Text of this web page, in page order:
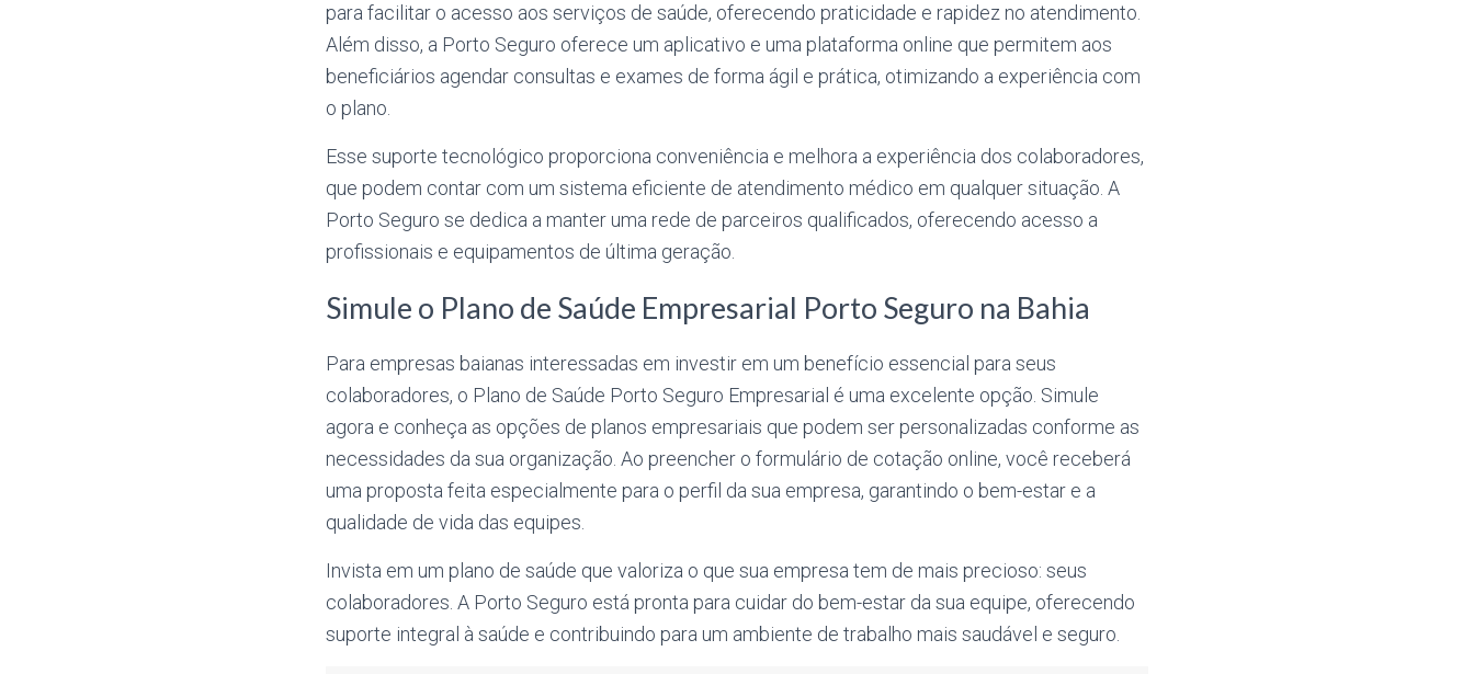
para facilitar o acesso aos serviços de saúde, oferecendo praticidade e rapidez no atendimento.
Além disso, a Porto Seguro oferece um aplicativo e uma plataforma online que permitem aos
beneficiários agendar consultas e exames de forma ágil e prática, otimizando a experiência com
o plano.
Esse suporte tecnológico proporciona conveniência e melhora a experiência dos colaboradores,
que podem contar com um sistema eficiente de atendimento médico em qualquer situação. A
Porto Seguro se dedica a manter uma rede de parceiros qualificados, oferecendo acesso a
profissionais e equipamentos de última geração.
Simule o Plano de Saúde Empresarial Porto Seguro na Bahia
Para empresas baianas interessadas em investir em um benefício essencial para seus
colaboradores, o Plano de Saúde Porto Seguro Empresarial é uma excelente opção. Simule
agora e conheça as opções de planos empresariais que podem ser personalizadas conforme as
necessidades da sua organização. Ao preencher o formulário de cotação online, você receberá
uma proposta feita especialmente para o perfil da sua empresa, garantindo o bem-estar e a
qualidade de vida das equipes.
Invista em um plano de saúde que valoriza o que sua empresa tem de mais precioso: seus
colaboradores. A Porto Seguro está pronta para cuidar do bem-estar da sua equipe, oferecendo
suporte integral à saúde e contribuindo para um ambiente de trabalho mais saudável e seguro.